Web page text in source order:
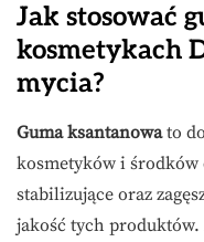
Jak stosować
kosmetykach
mycia?
Guma ksantanowato
kosmetyków i środków
stabilizujące oraz
jakość tych produktów.